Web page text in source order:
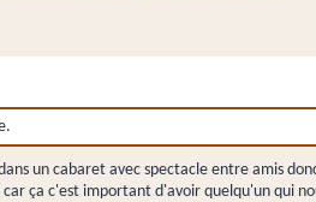
un cabaret avec spectacle entre amis
ça c'est important d'avoir quelqu'un qui